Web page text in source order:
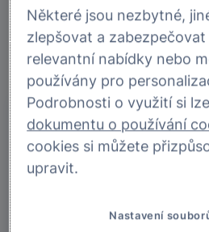
Odpouštíme dluhy klientům,
životní situaci a v důsledku
dostát svým
Kdo může požádát
ze společností Skupiny
Některé jsou nezbytné,
zlepšovat a
relevantní nabídky nebo
používány pro
Podrobnosti o využití si
dokumentu o používání
cookies si můžete
upravit.
Nastavení